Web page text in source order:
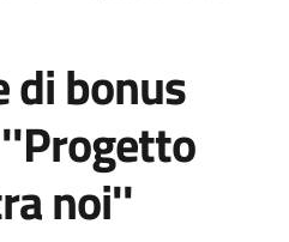
di bonus
noi''